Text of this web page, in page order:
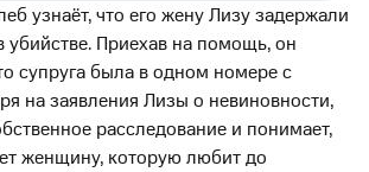
узнаёт, что его жену Лизу задержали
Приехав на помощь, он
супруга была в одном номере с
на заявления Лизы о невиновности,
расследование и понимает,
женщину, которую любит до